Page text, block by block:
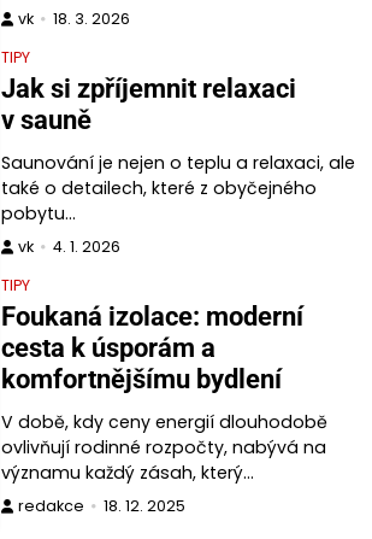
vk
18. 3. 2026
TIPY
Jak si zpříjemnit relaxaci
v sauně
Saunování je nejen o teplu a relaxaci, ale
také o detailech, které z obyčejného
pobytu…
vk
4. 1. 2026
TIPY
Foukaná izolace: moderní
cesta k úsporám a
komfortnějšímu bydlení
V době, kdy ceny energií dlouhodobě
ovlivňují rodinné rozpočty, nabývá na
významu každý zásah, který…
redakce 18. 12. 2025